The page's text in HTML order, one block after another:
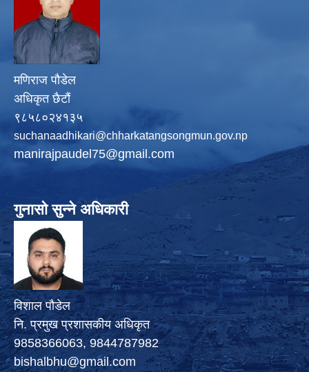
मणिराज पौडेल
अधिकृत छैटौं
९८५८०२४१३५
suchanaadhikari@chharkatangsongmun.gov.np
manirajpaudel75@gmail.com
गुनासो सुन्ने अधिकारी
विशाल पौडेल
नि. प्रमुख प्रशासकीय अधिकृत
9858366063, 9844787982
bishalbhu@gmail.com